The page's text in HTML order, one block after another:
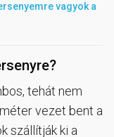
vagyok a
tehát nem
vezet bent a
szállítják ki a